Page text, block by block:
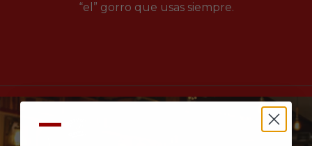
“el” gorro que usas siempre.
—